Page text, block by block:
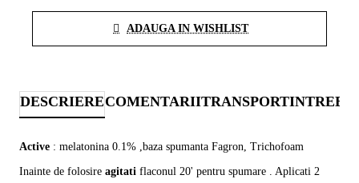
ADAUGA IN WISHLIST
DESCRIERECOMENTARIITRANSPORT
Active : melatonina 0.1% ,baza spumanta Fagron, Trichofoam
Inainte de folosire agitati flaconul 20' pentru spumare . Aplicati 2